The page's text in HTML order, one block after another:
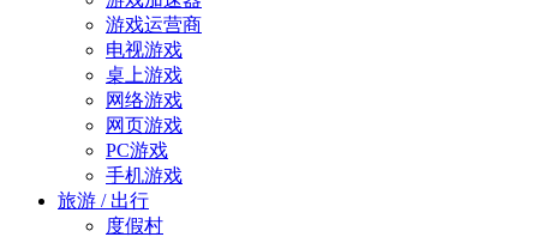
游戏运营商
电视游戏
桌上游戏
网络游戏
网页游戏
PC游戏
手机游戏
旅游 / 出行
度假村